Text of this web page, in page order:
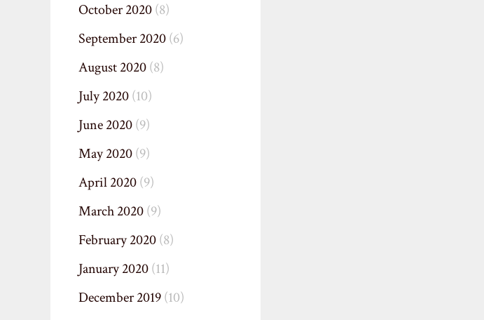
October 2020(8)
September 2020(6)
August 2020(8)
July 2020(10)
June 2020(9)
May 2020(9)
April 2020(9)
March 2020(9)
February 2020(8)
January 2020(11)
December 2019(10)